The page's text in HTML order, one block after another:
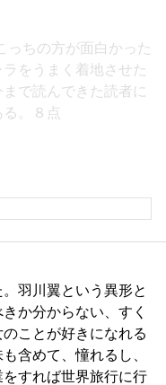
っちの方が面白かった
をうまく着地させた
で読んできた読者に
。８点
羽川翼という異形と
か分からない、すく
ことが好きになれる
含めて、憧れるし、
すれば世界旅行に行